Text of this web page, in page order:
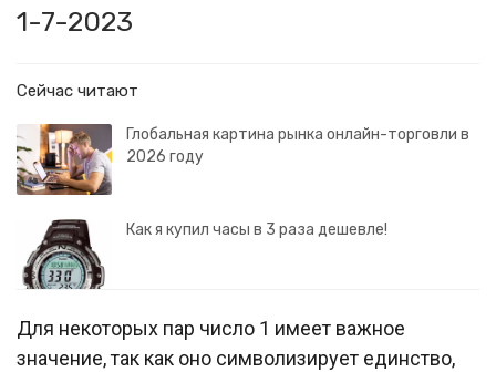
1-7-2023
Сейчас читают
Глобальная картина рынка онлайн-торговли в
2026 году
Как я купил часы в 3 раза дешевле!
Для некоторых пар число 1 имеет важное
значение, так как оно символизирует единство,